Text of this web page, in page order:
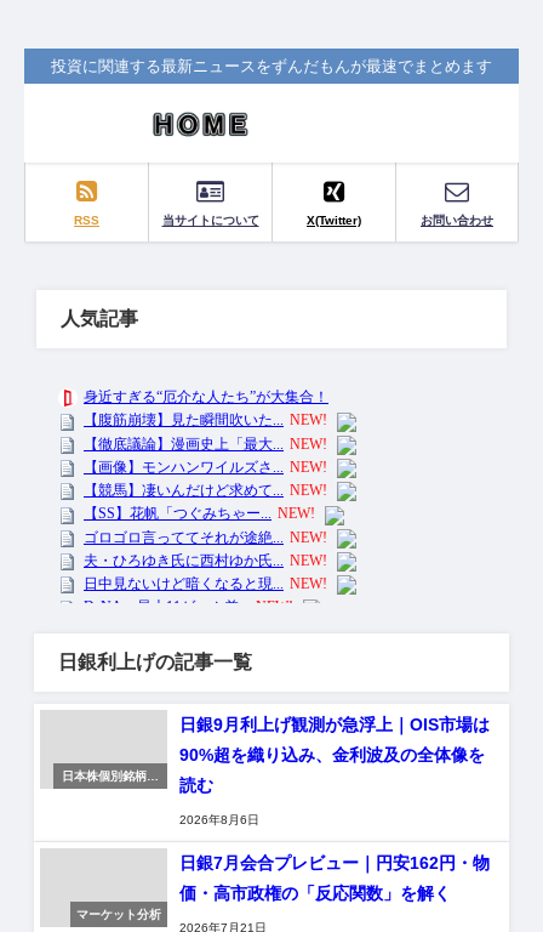
投資に関連する最新ニュースをずんだもんが最速でまとめます
RSS 当サイトについて X(Twitter) お問い合わせ
人気記事
日銀利上げの記事一覧
日本株個別銘柄分
日銀9月利上げ観測が急浮上｜OIS市場は
90%超を織り込み、金利波及の全体像を
読む
2026年8月6日
マーケット分析
日銀7月会合プレビュー｜円安162円・物
価・高市政権の「反応関数」を解く
2026年7月21日